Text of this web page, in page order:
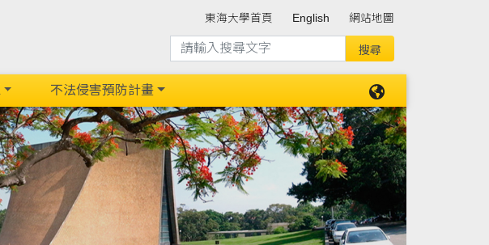
東海大學首頁 English 網站地圖
不法侵害預防計畫